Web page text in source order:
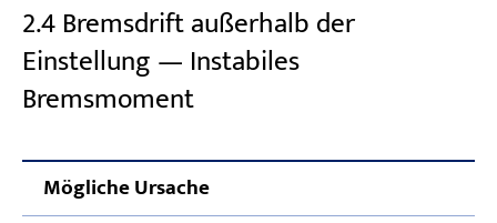
2.4 Bremsdrift außerhalb der
Einstellung — Instabiles
Bremsmoment
Mögliche Ursache